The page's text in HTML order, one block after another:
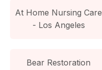
At Home Nursing Care
- Los Angeles
Bear Restoration